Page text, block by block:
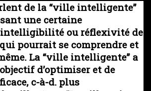
de la “ville intelligente”
une certaine
intelligibilité ou réflexivité de
pourrait se comprendre et
La “ville intelligente” a
d’optimiser et de
c-à-d. plus